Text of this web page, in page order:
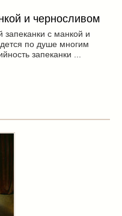
и черносливом
запеканки с манкой и
по душе многим
запеканки ...